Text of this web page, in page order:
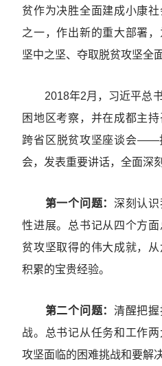
贫作为决胜全面建成小康
之一，作出新的重大部署
坚中之坚、夺取脱贫攻坚全
2018年2月，习近平总书
困地区考察，并在成都主
跨省区脱贫攻坚座谈会——
会，发表重要讲话，全面深
第一个问题： 深刻认
性进展。总书记从四个方
贫攻坚取得的伟大成就，
积累的宝贵经验。
第二个问题： 清醒把
战。总书记从任务和工作
攻坚面临的困难挑战和要解